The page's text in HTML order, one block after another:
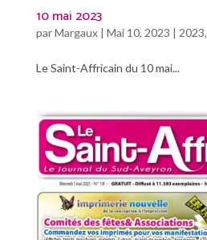
10 mai 2023
parMargaux| Mai 10, 2023 | 2023,
Le Saint-Affricain du 10 mai...